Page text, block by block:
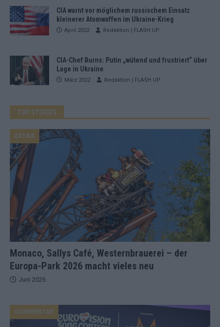
CIA warnt vor möglichem russischem Einsatz
kleinerer Atomwaffen im Ukraine-Krieg
April 2022 Redaktion | FLASH UP
CIA-Chef Burns: Putin „wütend und frustriert“ über
Lage in Ukraine
März 2022 Redaktion | FLASH UP
TOP STORIES
Monaco, Sallys Café, Westernbrauerei – der
Europa-Park 2026 macht vieles neu
EXTRA
Juni 2026
KOMMENTAR